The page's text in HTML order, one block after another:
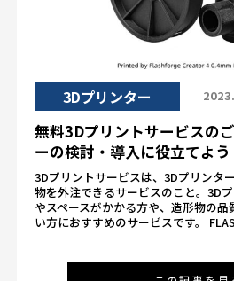
3Dプリンター
無料3Dプリントサービスの
ーの検討・導入に役立てよう
3Dプリントサービスは、3Dプリンタ
物を外注できるサービスのこと。3D
やスペースがかかる方や、造形物の
い方におすすめのサービスです。